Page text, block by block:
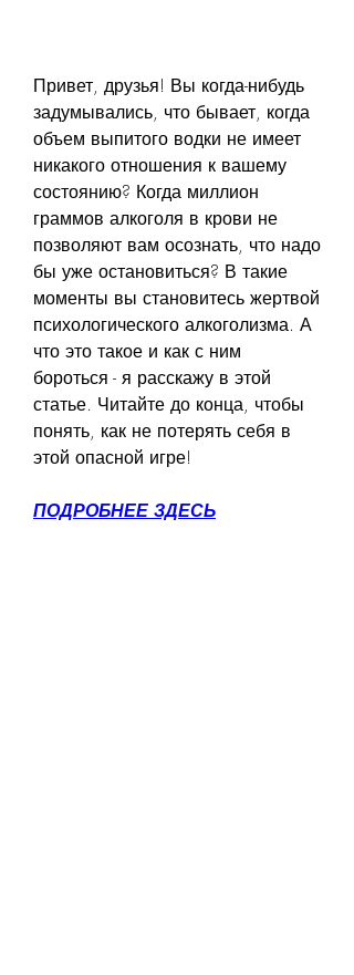
Привет, друзья! Вы когда-нибудь
задумывались, что бывает, когда
объем выпитого водки не имеет
никакого отношения к вашему
состоянию? Когда миллион
граммов алкоголя в крови не
позволяют вам осознать, что надо
бы уже остановиться? В такие
моменты вы становитесь жертвой
психологического алкоголизма. А
что это такое и как с ним
бороться - я расскажу в этой
статье. Читайте до конца, чтобы
понять, как не потерять себя в
этой опасной игре!
ПОДРОБНЕЕ ЗДЕСЬ